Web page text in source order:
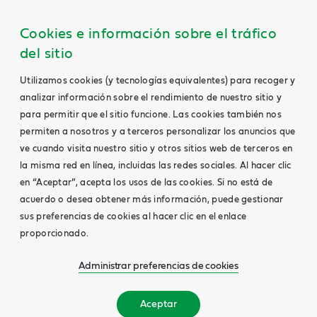
Cookies e información sobre el tráfico
del sitio
Utilizamos cookies (y tecnologías equivalentes) para recoger y
analizar información sobre el rendimiento de nuestro sitio y
para permitir que el sitio funcione. Las cookies también nos
permiten a nosotros y a terceros personalizar los anuncios que
ve cuando visita nuestro sitio y otros sitios web de terceros en
la misma red en línea, incluidas las redes sociales. Al hacer clic
en “Aceptar”, acepta los usos de las cookies. Si no está de
acuerdo o desea obtener más información, puede gestionar
sus preferencias de cookies al hacer clic en el enlace
proporcionado.
Administrar preferencias de cookies
Aceptar